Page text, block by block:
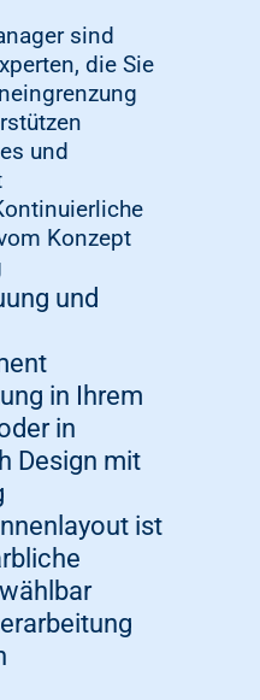
wir in
sind
die Sie
und
Konzept
und
in Ihrem
in
Design mit
ist